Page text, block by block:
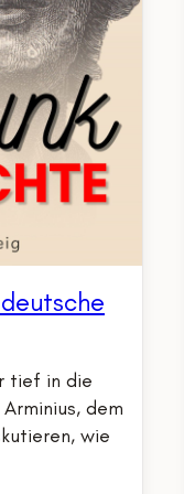
tief in die
dem
wie